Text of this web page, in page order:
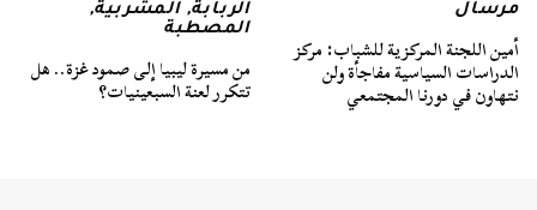
مرسال
أمين اللجنة المركزية للشباب: مركز
الدراسات السياسية مفاجأة ولن
نتهاون في دورنا المجتمعي
الربابة,المشربية,
المصطبة
من مسيرة ليبيا إلى صمود غزة.. هل
تتكرر لعنة السبعينيات؟